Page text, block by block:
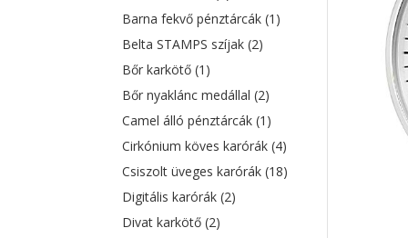
Barna fekvő pénztárcák(1)
Belta STAMPS szíjak(2)
Bőr karkötő(1)
Bőr nyaklánc medállal(2)
Camel álló pénztárcák(1)
Cirkónium köves karórák(4)
Csiszolt üveges karórák(18)
Digitális karórák(2)
Divat karkötő(2)